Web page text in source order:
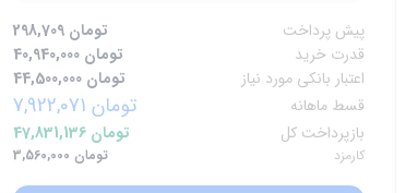
پیش پرداخت
298,709 تومان
قدرت خرید
40,940,000 تومان
اعتبار بانکی مورد نیاز
44,500,000 تومان
قسط ماهانه
7,922,071 تومان
بازپرداخت کل 47,831,136 تومان
کارمزد 3,560,000 تومان